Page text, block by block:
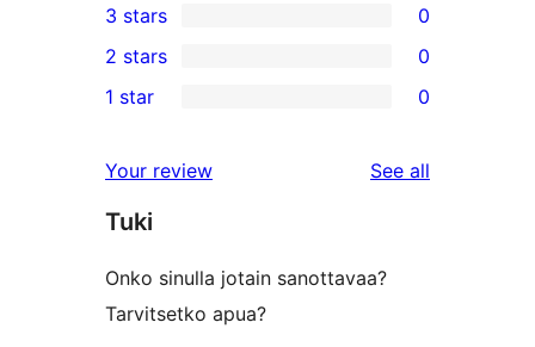
star
reviews
4-
star
reviews
0
3-
star
3 stars 0
2-
reviews
2 stars 0
star
reviews
1 star 0
Your review See all
Tuki
Onko sinulla jotain sanottavaa?
Tarvitsetko apua?